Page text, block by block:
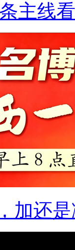
主线
加还